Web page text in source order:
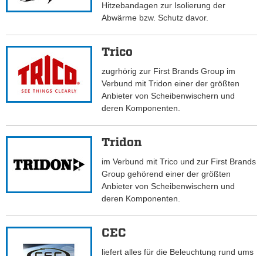
Hitzebandagen zur Isolierung der
Abwärme bzw. Schutz davor.
Trico
zugrhörig zur First Brands Group im
Verbund mit Tridon einer der größten
Anbieter von Scheibenwischern und
deren Komponenten.
Tridon
im Verbund mit Trico und zur First Brands
Group gehörend einer der größten
Anbieter von Scheibenwischern und
deren Komponenten.
CEC
liefert alles für die Beleuchtung rund ums